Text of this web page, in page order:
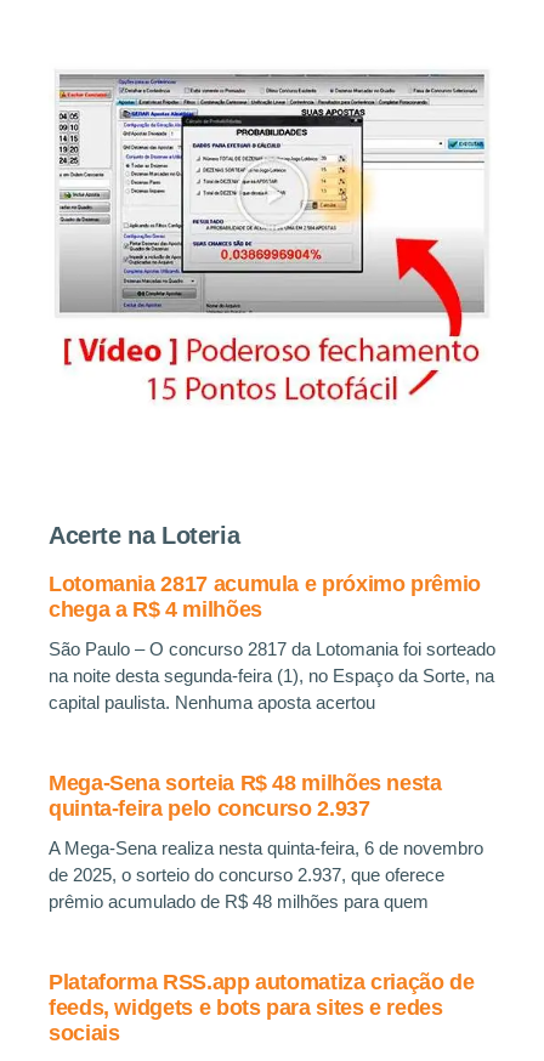
Acerte na Loteria
Lotomania 2817 acumula e próximo prêmio
chega a R$ 4 milhões
São Paulo – O concurso 2817 da Lotomania foi sorteado
na noite desta segunda-feira (1), no Espaço da Sorte, na
capital paulista. Nenhuma aposta acertou
Mega-Sena sorteia R$ 48 milhões nesta
quinta-feira pelo concurso 2.937
A Mega-Sena realiza nesta quinta-feira, 6 de novembro
de 2025, o sorteio do concurso 2.937, que oferece
prêmio acumulado de R$ 48 milhões para quem
Plataforma RSS.app automatiza criação de
feeds, widgets e bots para sites e redes
sociais